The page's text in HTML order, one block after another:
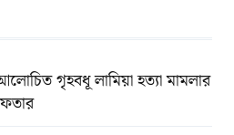
গৃহবধূ লামিয়া হত্যা মামলার